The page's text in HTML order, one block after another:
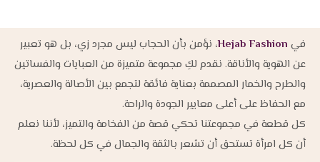
في Hejab Fashion، نؤمن بأن الحجاب ليس مجرد زي، بل هو تعبير
عن الهوية والأناقة. نقدم لكِ مجموعة متميزة من العبايات والفساتين
والطرح والخمار المصممة بعناية فائقة لتجمع بين الأصالة والعصرية،
مع الحفاظ على أعلى معايير الجودة والراحة.
كل قطعة في مجموعتنا تحكي قصة من الفخامة والتميز، لأننا نعلم
أن كل امرأة تستحق أن تشعر بالثقة والجمال في كل لحظة.